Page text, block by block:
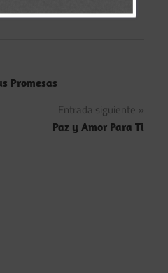
Promesas
Entrada siguiente
Paz y Amor Para Ti